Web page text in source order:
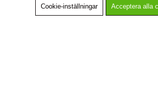
Cookie-inställningar Acceptera alla